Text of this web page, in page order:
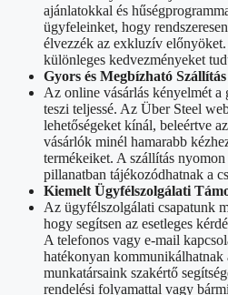
ajánlatokkal és
ügyfeleinket, hogy
élvezzék az exkluzív
különleges kedvezményeket
Gyors és Megbízható Szállítás
Az online vásárlás kényelmét a
teszi teljessé. Az Über Steel
lehetőségeket kínál, beleértve
vásárlók minél hamarabb
termékeiket. A szállítás
pillanatban tájékozódhatnak a
Kiemelt Ügyfélszolgálati
Az ügyfélszolgálati csapatunk
hogy segítsen az esetleges
A telefonos vagy e-mail
hatékonyan
munkatársaink szakértő
rendelési folyamattal vagy